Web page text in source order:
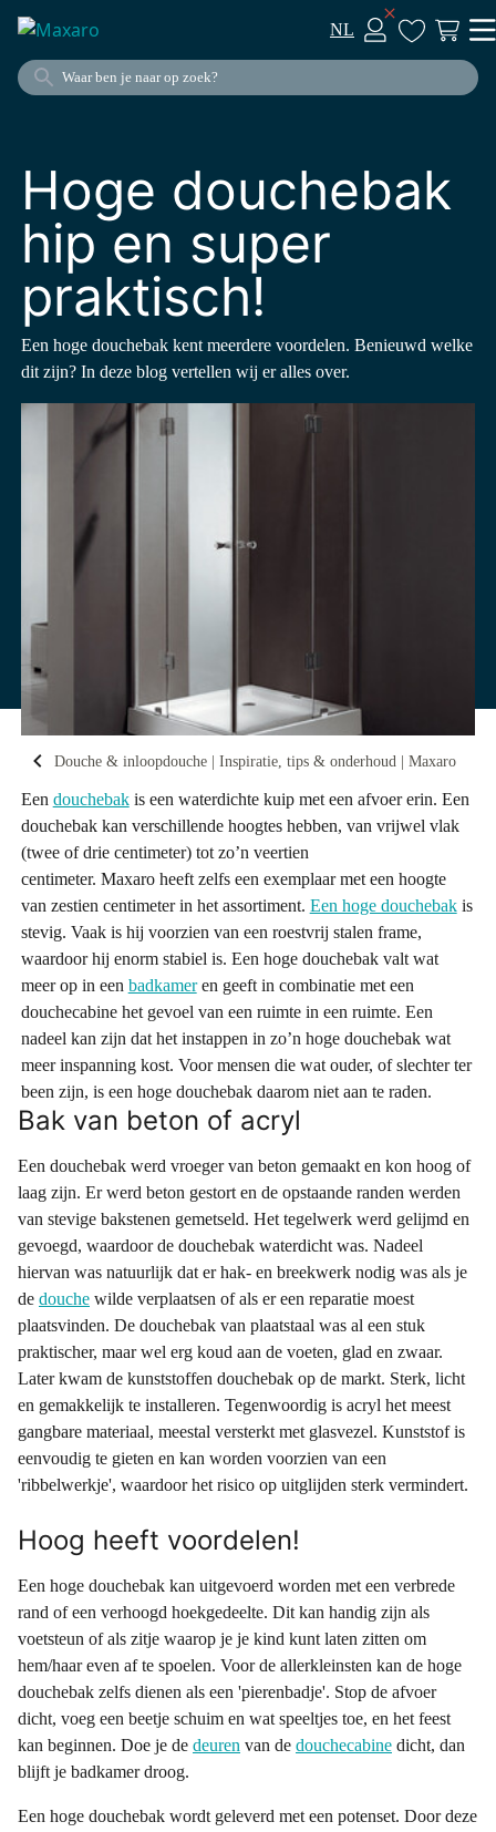
NL
Hoge douchebak
hip en super
praktisch!
Een hoge douchebak kent meerdere voordelen. Benieuwd welke
dit zijn? In deze blog vertellen wij er alles over.
Douche & inloopdouche | Inspiratie, tips & onderhoud | Maxaro
Een douchebakis een waterdichte kuip met een afvoer erin. Een
douchebak kan verschillende hoogtes hebben, van vrijwel vlak
(twee of drie centimeter) tot zo’n veertien
centimeter. Maxaro heeft zelfs een exemplaar met een hoogte
van zestien centimeter in het assortiment. Een hoge douchebakis
stevig. Vaak is hij voorzien van een roestvrij stalen frame,
waardoor hij enorm stabiel is. Een hoge douchebak valt wat
meer op in een badkameren geeft in combinatie met een
douchecabine het gevoel van een ruimte in een ruimte. Een
nadeel kan zijn dat het instappen in zo’n hoge douchebak wat
meer inspanning kost. Voor mensen die wat ouder, of slechter ter
been zijn, is een hoge douchebak daarom niet aan te raden.
Bak van beton of acryl
Een douchebak werd vroeger van beton gemaakt en kon hoog of
laag zijn. Er werd beton gestort en de opstaande randen werden
van stevige bakstenen gemetseld. Het tegelwerk werd gelijmd en
gevoegd, waardoor de douchebak waterdicht was. Nadeel
hiervan was natuurlijk dat er hak- en breekwerk nodig was als je
de douche wilde verplaatsen of als er een reparatie moest
plaatsvinden. De douchebak van plaatstaal was al een stuk
praktischer, maar wel erg koud aan de voeten, glad en zwaar.
Later kwam de kunststoffen douchebak op de markt. Sterk, licht
en gemakkelijk te installeren. Tegenwoordig is acryl het meest
gangbare materiaal, meestal versterkt met glasvezel. Kunststof is
eenvoudig te gieten en kan worden voorzien van een
'ribbelwerkje', waardoor het risico op uitglijden sterk vermindert.
Hoog heeft voordelen!
Een hoge douchebak kan uitgevoerd worden met een verbrede
rand of een verhoogd hoekgedeelte. Dit kan handig zijn als
voetsteun of als zitje waarop je je kind kunt laten zitten om
hem/haar even af te spoelen. Voor de allerkleinsten kan de hoge
douchebak zelfs dienen als een 'pierenbadje'. Stop de afvoer
dicht, voeg een beetje schuim en wat speeltjes toe, en het feest
kan beginnen. Doe je de deuren van de douchecabine dicht, dan
blijft je badkamer droog.
Een hoge douchebak wordt geleverd met een potenset. Door deze